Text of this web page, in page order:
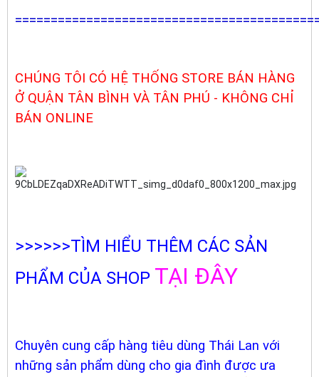
CHÚNG TÔI CÓ HỆ THỐNG STORE BÁN HÀNG
Ở QUẬN TÂN BÌNH VÀ TÂN PHÚ - KHÔNG CHỈ
BÁN ONLINE
>>>>>>TÌM HIỂU THÊM CÁC SẢN
PHẨM CỦA SHOP TẠI ĐÂY
Chuyên cung cấp hàng tiêu dùng Thái Lan với
những sản phẩm dùng cho gia đình được ưa